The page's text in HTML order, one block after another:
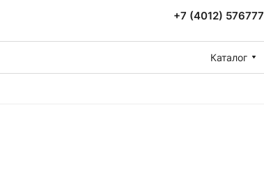
+7 (4012) 576777
Каталог